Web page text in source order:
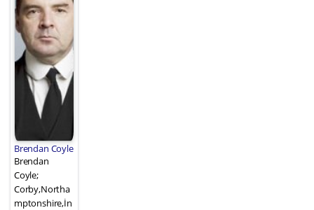
Brendan Coyle
Brendan
Coyle;
Corby,Northa
mptonshire,İn